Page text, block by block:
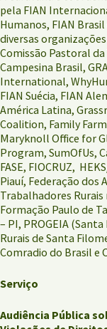
pela FIAN
Humanos, FIAN
diversas
Comissão Pastoral da
Campesina Brasil,
International,
FIAN Suécia, FIAN
América Latina,
Coalition, Family
Maryknoll Office for
Program, SumOfUs,
FASE, FIOCRUZ,
Piauí, Federação dos
Trabalhadores Rurais
Formação Paulo de
– PI, PROGEIA
Rurais de Santa
Comradio do Brasil e
Serviço
Audiência Pública